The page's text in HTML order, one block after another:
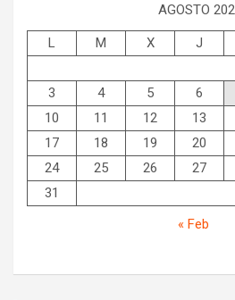
AGOSTO
L M X J
3
4 5 6
10
11 12 13
17
18 19 20
24
25 26 27
31
« Feb